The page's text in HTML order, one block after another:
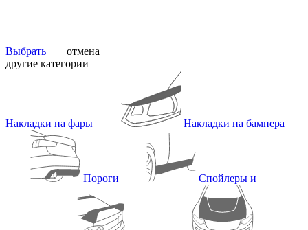
Выбрать
отмена
другие категории
Накладки на фары Накладки на бампера
Пороги Спойлеры и